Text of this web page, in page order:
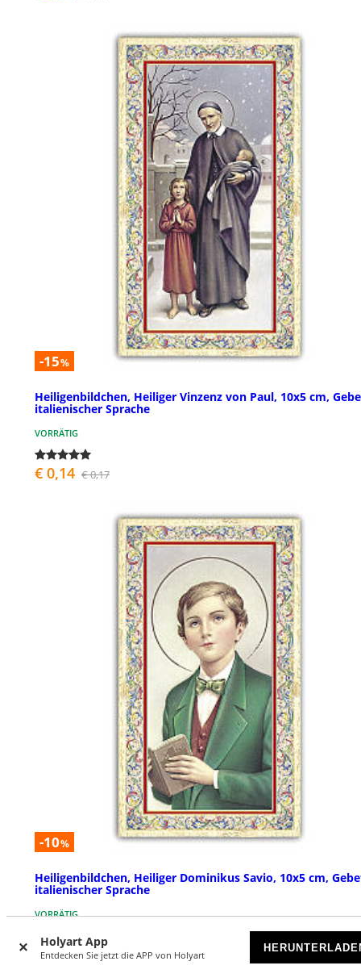
Holyart App
Entdecken Sie jetzt die APP von Holyart
-15%
Heiligenbildchen, Heiliger Vinzenz von Paul, 10x5 cm,
italienischer Sprache
VORRÄTIG
€ 0,14 € 0,17
-10%
Heiligenbildchen, Heiliger Dominikus Savio, 10x5 cm,
italienischer Sprache
VORRÄTIG
€ 0,15 € 0,17